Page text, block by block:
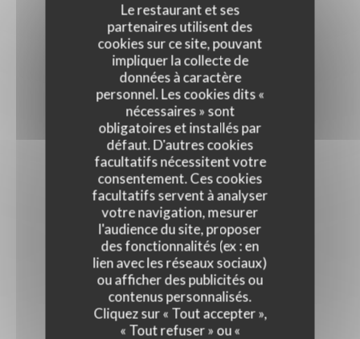
Le restaurant et ses
partenaires utilisent des
cookies sur ce site, pouvant
impliquer la collecte de
données à caractère
personnel. Les cookies dits «
nécessaires » sont
obligatoires et installés par
défaut. D'autres cookies
facultatifs nécessitent votre
consentement. Ces cookies
facultatifs servent à analyser
votre navigation, mesurer
l'audience du site, proposer
des fonctionnalités (ex : en
lien avec les réseaux sociaux)
ou afficher des publicités ou
contenus personnalisés.
Cliquez sur « Tout accepter »,
« Tout refuser » ou «